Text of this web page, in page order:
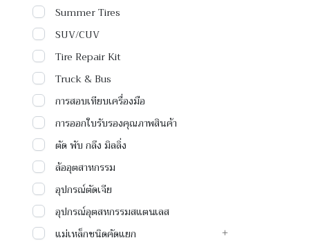
Summer Tires
SUV/CUV
Tire Repair Kit
Truck & Bus
การสอบเทียบเครื่องมือ
การออกใบรับรองคุณภาพสินค้า
ตัด พับ กลึง มิลลิ่ง
ล้ออุตสาหกรรม
อุปกรณ์ตัดเจีย
อุปกรณ์อุตสหกรรมสแตนเลส
แม่เหล็กชนิดคัดแยก